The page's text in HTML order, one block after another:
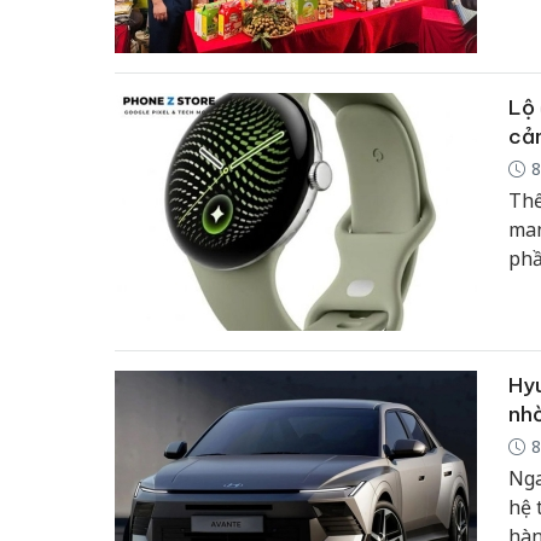
Lộ
tối
hệ